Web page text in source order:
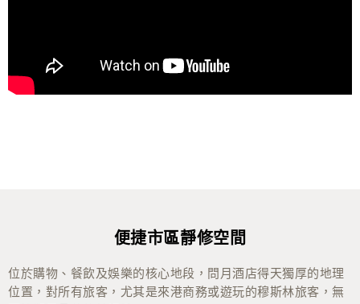
便捷市區靜修空間
位於購物、餐飲及娛樂的核心地段，問月酒店得天獨厚的地理
位置，對所有旅客，尤其是來港商務或遊玩的穆斯林旅客，無